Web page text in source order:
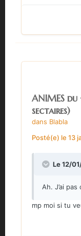
ANIMES
sectaires)
dans Blabla
Posté(e) le 13
Le 12/
Ah. J’ai pas
mp moi si tu